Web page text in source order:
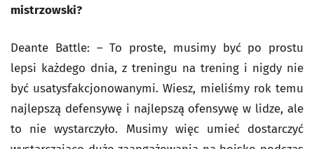
mistrzowski?
Deante Battle: – To proste, musimy być po prostu
lepsi każdego dnia, z treningu na trening i nigdy nie
być usatysfakcjonowanymi. Wiesz, mieliśmy rok temu
najlepszą defensywę i najlepszą ofensywę w lidze, ale
to nie wystarczyło. Musimy więc umieć dostarczyć